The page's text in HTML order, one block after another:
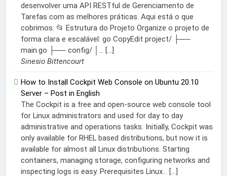
desenvolver uma API RESTful de Gerenciamento de
Tarefas com as melhores práticas. Aqui está o que
cobrimos: 📂 Estrutura do Projeto Organize o projeto de
forma clara e escalável: go CopyEdit project/ ├──
main.go ├── config/ │... […]
Sinesio Bittencourt
How to Install Cockpit Web Console on Ubuntu 20.10
Server – Post in English
The Cockpit is a free and open-source web console tool
for Linux administrators and used for day to day
administrative and operations tasks. Initially, Cockpit was
only available for RHEL based distributions, but now it is
available for almost all Linux distributions. Starting
containers, managing storage, configuring networks and
inspecting logs is easy. Prerequisites Linux... […]